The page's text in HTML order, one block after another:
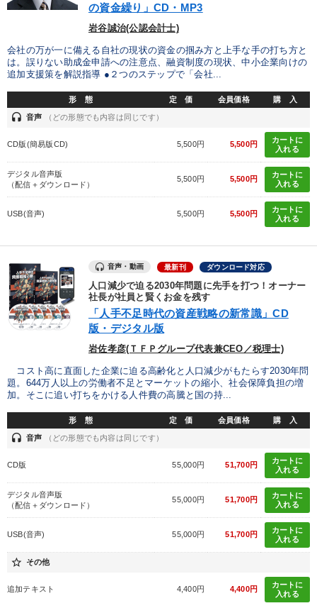
リーダーの器量を学ぶ
テーマ
企業戦略に学ぶ 【6月】音声・映像 大竹愼一書籍
最新トレンドと時代の潮流を押さえる 改善・生産性向上
組織・採用・スキル
業種
IT・サービス・金融業 コンサルタント 専門家
キーワード
ランチェスター戦略 運勢・先見 投資
リーダーシップ モチベーション SDGs
※「更新」を押すと「テーマ」「キーワード」を更新いただけます。
refresh 更新する
全国経営者セミナー収録物以外の経営教材（全762タイトル）からお探
しいただけます
【最新刊】時代を超える経営150の言葉＋社長のスピーチ・話材
集２タイトル
の資金繰り」CD・MP3
岩谷誠治(公認会計士)
会社の万が一に備える自社の現状の資金の掴み方と上手な手の打ち方と
は。誤りない助成金申請への注意点、融資制度の現状、中小企業向けの
追加支援策を解説指導 ●２つのステップで「会社...
形 態 定 価 会員価格 購 入
headset 音声 （どの形態でも内容は同じです）
CD版(簡易版CD) 5,500円 5,500円
カートに
入れる
デジタル音声版
（配信＋ダウンロード）
5,500円 5,500円
カートに
入れる
USB(音声) 5,500円 5,500円
カートに
入れる
音声・動画 最新刊 ダウンロード対応
人口減少で迫る2030年問題に先手を打つ！オーナー
社長が社員と賢くお金を残す
「人手不足時代の資産戦略の新常識」CD
版・デジタル版
岩佐孝彦(ＴＦＰグループ代表兼CEO／税理士)
コスト高に直面した企業に迫る高齢化と人口減少がもたらす2030年問
題。644万人以上の労働者不足とマーケットの縮小、社会保障負担の増
加。そこに追い打ちをかける人件費の高騰と国の持...
形 態 定 価 会員価格 購 入
headset 音声 （どの形態でも内容は同じです）
CD版 55,000円 51,700円
カートに
入れる
デジタル音声版
（配信＋ダウンロード）
55,000円 51,700円
カートに
入れる
USB(音声) 55,000円 51,700円
カートに
入れる
star_border その他
追加テキスト 4,400円 4,400円
カートに
入れる